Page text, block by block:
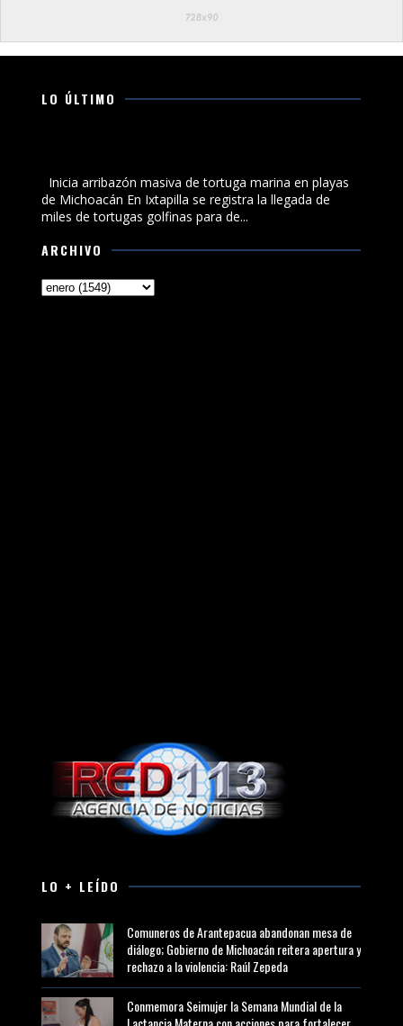
LO ÚLTIMO
Inicia arribazón masiva de tortuga marina en playas
de Michoacán En Ixtapilla se registra la llegada de
miles de tortugas golfinas para de...
ARCHIVO
LO + LEÍDO
Comuneros de Arantepacua abandonan mesa de
diálogo; Gobierno de Michoacán reitera apertura y
rechazo a la violencia: Raúl Zepeda
Conmemora Seimujer la Semana Mundial de la